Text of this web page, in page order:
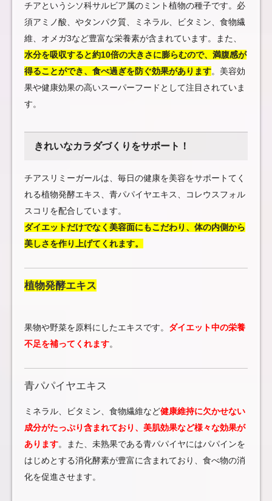
チアというシソ科サルビア属のミント植物の種子です。必
須アミノ酸、やタンパク質、ミネラル、ビタミン、食物繊
維、オメガ3など豊富な栄養素が含まれています。また、
水分を吸収すると約10倍の大きさに膨らむので、満腹感が
得ることができ、食べ過ぎを防ぐ効果があります。美容効
果や健康効果の高いスーパーフードとして注目されていま
す。
きれいなカラダづくりをサポート！
チアスリミーガールは、毎日の健康を美容をサポートてく
れる植物発酵エキス、青パパイヤエキス、コレウスフォル
スコリを配合しています。
ダイエットだけでなく美容面にもこだわり、体の内側から
美しさを作り上げてくれます。
植物発酵エキス
果物や野菜を原料にしたエキスです。 ダイエット中の栄養
不足を補ってくれます。
青パパイヤエキス
ミネラル、ビタミン、食物繊維など健康維持に欠かせない
成分がたっぷり含まれており、美肌効果など様々な効果が
あります。また、未熟果である青パパイヤにはパパインを
はじめとする消化酵素が豊富に含まれており、食べ物の消
化を促進させます。